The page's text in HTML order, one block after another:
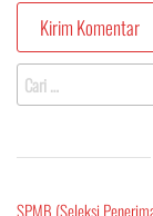
Cari
untuk:
SPMB (Seleksi